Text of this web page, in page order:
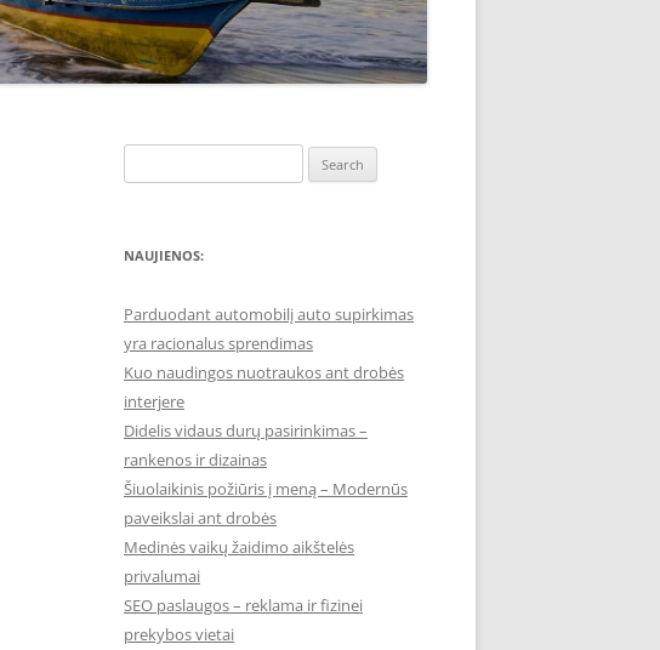
for:
NAUJIENOS:
Parduodant automobilį auto supirkimas
yra racionalus sprendimas
Kuo naudingos nuotraukos ant drobės
interjere
Didelis vidaus durų pasirinkimas –
rankenos ir dizainas
Šiuolaikinis požiūris į meną – Modernūs
paveikslai ant drobės
Medinės vaikų žaidimo aikštelės
privalumai
SEO paslaugos – reklama ir fizinei
prekybos vietai